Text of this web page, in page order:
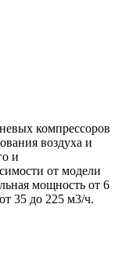
компрессоров
воздуха и
и
от модели
мощность от 6
35 до 225 м3/ч.